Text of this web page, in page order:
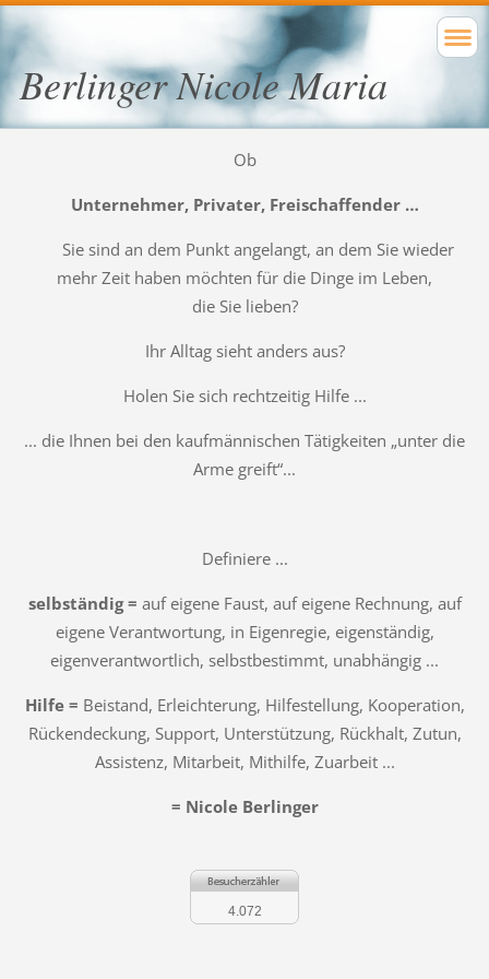
Berlinger Nicole Maria
Ob
Unternehmer, Privater, Freischaffender …
Sie sind an dem Punkt angelangt, an dem Sie wieder
mehr Zeit haben möchten für die Dinge im Leben,
die Sie lieben?
Ihr Alltag sieht anders aus?
Holen Sie sich rechtzeitig Hilfe ...
... die Ihnen bei den kaufmännischen Tätigkeiten „unter die
Arme greift“...
Definiere ...
selbständig = auf eigene Faust, auf eigene Rechnung, auf
eigene Verantwortung, in Eigenregie, eigenständig,
eigenverantwortlich, selbstbestimmt, unabhängig ...
Hilfe = Beistand, Erleichterung, Hilfestellung, Kooperation,
Rückendeckung, Support, Unterstützung, Rückhalt, Zutun,
Assistenz, Mitarbeit, Mithilfe, Zuarbeit ...
= Nicole Berlinger
4.072